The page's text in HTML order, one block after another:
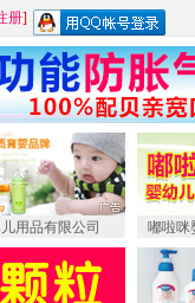
册]
用品有限公司 嘟啦咪